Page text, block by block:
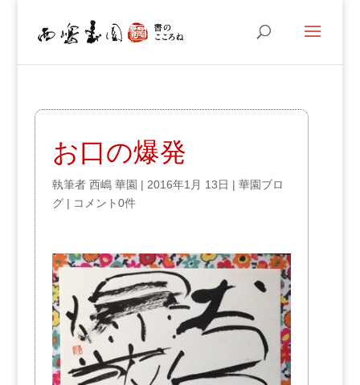
お口の爆発
執筆者 西嶋 華園 | 2016年1月 13日 | 華園ブロ
グ| コメント0件